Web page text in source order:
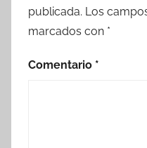
publicada. Los
marcados con *
Comentario *